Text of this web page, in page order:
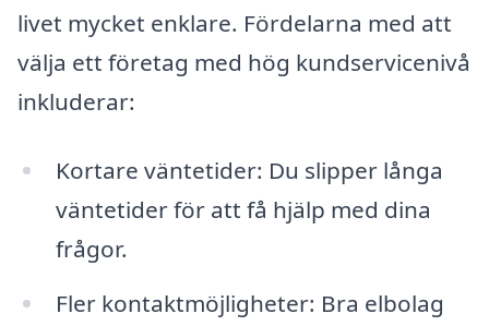
livet mycket enklare. Fördelarna med att
välja ett företag med hög kundservicenivå
inkluderar:
Kortare väntetider: Du slipper långa
väntetider för att få hjälp med dina
frågor.
Fler kontaktmöjligheter: Bra elbolag